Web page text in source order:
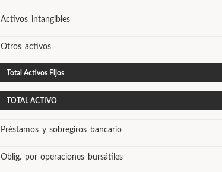
Activos intangibles
Otros activos
Total Activos Fijos
TOTAL ACTIVO
Préstamos y sobregiros bancario
Oblig. por operaciones bursátiles